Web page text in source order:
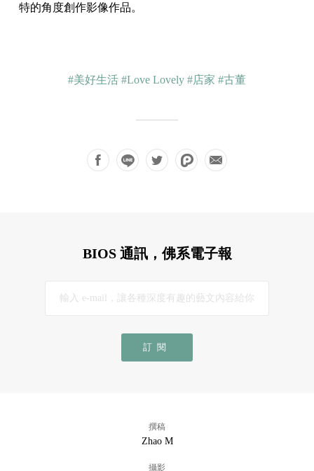
特的角度創作影像作品。
#美好生活 #Love Lovely #店家 #古董
BIOS 通訊，佛系電子報
訂閱
撰稿
Zhao M
攝影